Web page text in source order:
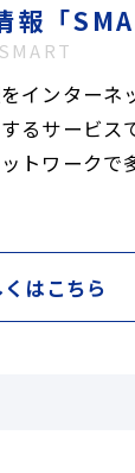
報「
SMART
インターネ
るサービス
トワークで
はこちら